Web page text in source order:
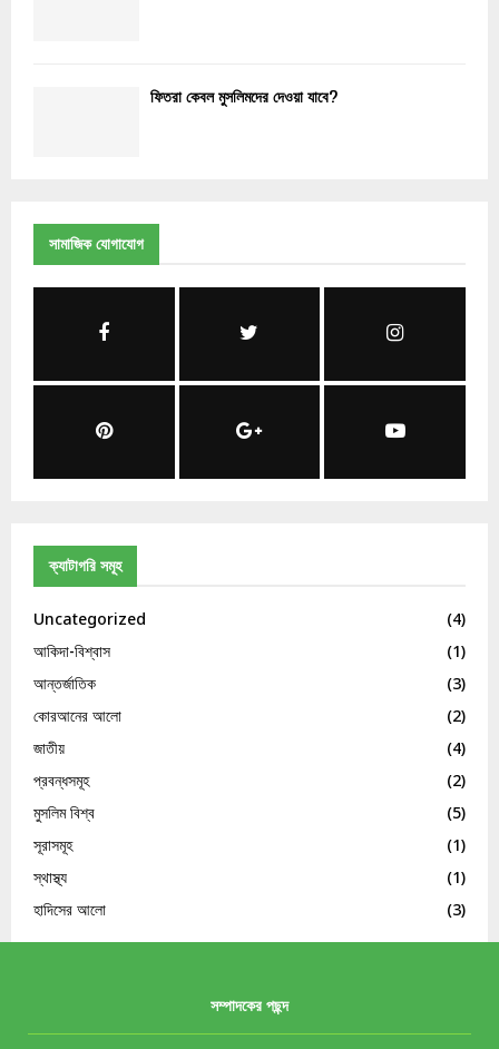
ফিতরা কেবল মুসলিমদের দেওয়া যাবে?
সামাজিক যোগাযোগ
ক্যাটাগরি সমূহ
Uncategorized
(4)
আকিদা-বিশ্বাস
(1)
আন্তর্জাতিক
(3)
কোরআনের আলো
(2)
জাতীয়
(4)
প্রবন্ধসমূহ
(2)
মুসলিম বিশ্ব
(5)
সূরাসমূহ
(1)
স্থাস্থ্য
(1)
হাদিসের আলো
(3)
সম্পাদকের পছন্দ